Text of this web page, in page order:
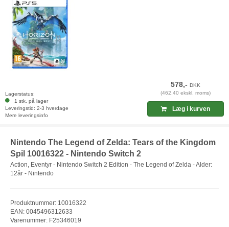
Lagerstatus:
1 stk. på lager
Leveringstid: 2-3 hverdage
Mere leveringsinfo
578,-DKK
(462,40 ekskl. moms)
Læg i kurven
Nintendo The Legend of Zelda: Tears of the Kingdom
Spil 10016322 - Nintendo Switch 2
Action, Eventyr - Nintendo Switch 2 Edition - The Legend of Zelda - Alder:
12år - Nintendo
Produktnummer: 10016322
EAN: 0045496312633
Varenummer: F25346019